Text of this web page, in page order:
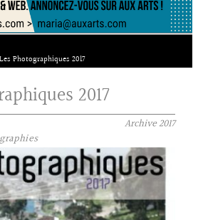
Les Photographiques 2017
2017
Archive2017